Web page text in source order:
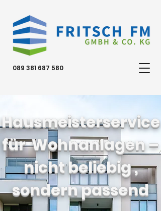
089 381 687 580
Hausmeisterservice
für Wohnanlagen –
nicht beliebig ,
sondern passend